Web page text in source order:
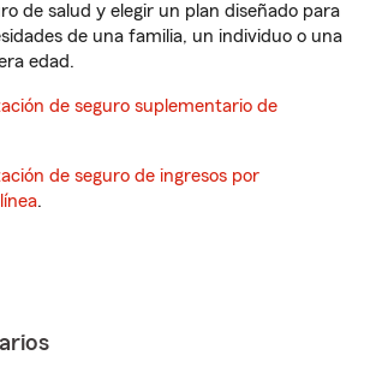
de salud y elegir un plan diseñado para
de una familia, un individuo o una
edad.
de seguro suplementario de
de seguro de ingresos por
.